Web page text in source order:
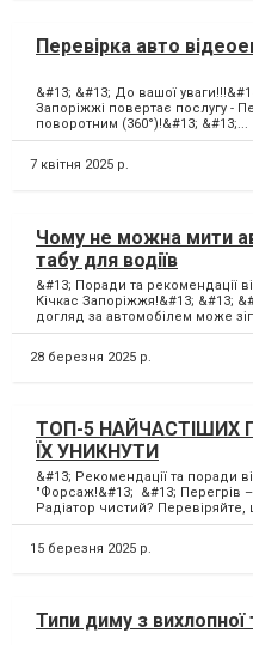
Перевірка авто
&#13; &#13; До вашої
Запоріжжі повертає послугу -
поворотним (360°)!&#13; &#13;...
7 квітня 2025 р.
Чому не можна мити
табу для водіїв
&#13; Поради та рекомендації
Кічкас Запоріжжя!&#13; &#13;
догляд за автомобілем може
28 березня 2025 р.
ТОП-5 НАЙЧАСТІШИХ
ЇХ УНИКНУТИ
&#13; Рекомендації та поради
"Форсаж!&#13; &#13; Перегрів
Радіатор чистий?
15 березня 2025 р.
Типи диму з вихлопної